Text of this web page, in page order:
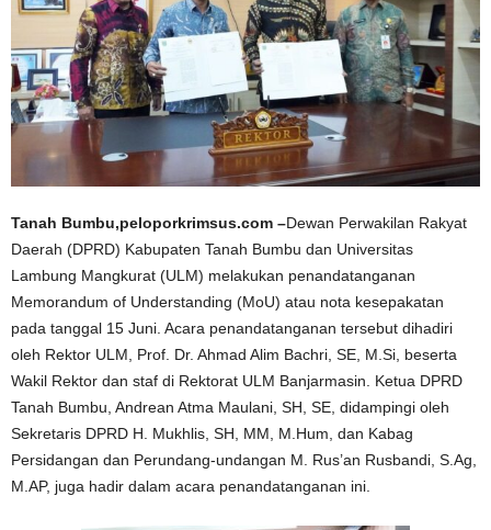
Tanah Bumbu,peloporkrimsus.com –Dewan Perwakilan Rakyat
Daerah (DPRD) Kabupaten Tanah Bumbu dan Universitas
Lambung Mangkurat (ULM) melakukan penandatanganan
Memorandum of Understanding (MoU) atau nota kesepakatan
pada tanggal 15 Juni. Acara penandatanganan tersebut dihadiri
oleh Rektor ULM, Prof. Dr. Ahmad Alim Bachri, SE, M.Si, beserta
Wakil Rektor dan staf di Rektorat ULM Banjarmasin. Ketua DPRD
Tanah Bumbu, Andrean Atma Maulani, SH, SE, didampingi oleh
Sekretaris DPRD H. Mukhlis, SH, MM, M.Hum, dan Kabag
Persidangan dan Perundang-undangan M. Rus’an Rusbandi, S.Ag,
M.AP, juga hadir dalam acara penandatanganan ini.